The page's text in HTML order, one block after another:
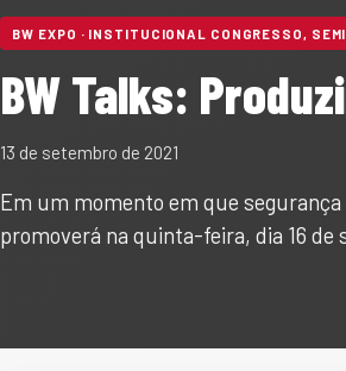
BW EXPO · INSTITUCIONAL CONGRESSO,
BW Talks:
13 de setembro de 2021
Em um momento em que
promoverá na quinta-feira, dia 16